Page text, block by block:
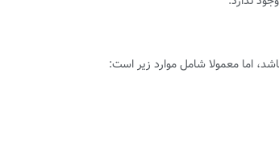
اما معمولا شامل موارد زیر است: